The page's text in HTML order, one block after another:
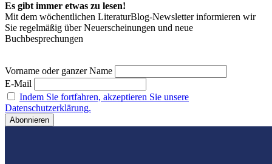
Es gibt immer etwas zu lesen!
Mit dem wöchentlichen LiteraturBlog-Newsletter informieren wir
Sie regelmäßig über Neuerscheinungen und neue
Buchbesprechungen
Vorname oder ganzer Name
E-Mail
Indem Sie fortfahren, akzeptieren Sie unsere
Datenschutzerklärung.